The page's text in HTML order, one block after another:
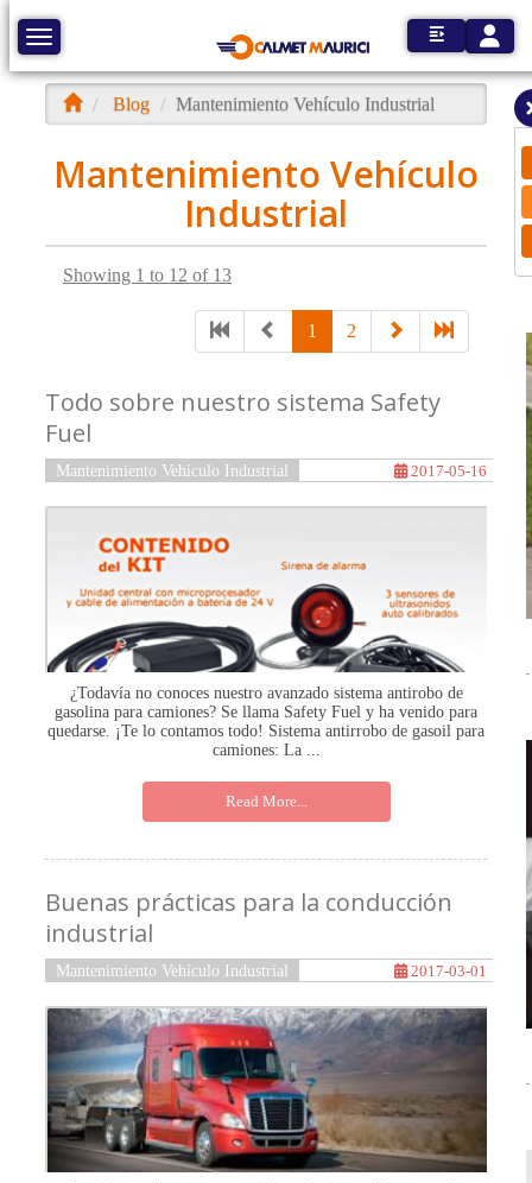
Toggle navigation
Blog Mantenimiento Vehículo Industrial
Mantenimiento Vehículo
Industrial
Showing 1 to 12 of 13
1 2
Todo sobre nuestro sistema Safety
Fuel
Mantenimiento Vehículo Industrial 2017-05-16
¿Todavía no conoces nuestro avanzado sistema antirobo de
gasolina para camiones? Se llama Safety Fuel y ha venido para
quedarse. ¡Te lo contamos todo! Sistema antirrobo de gasoil para
camiones: La ...
Read More...
Buenas prácticas para la conducción
industrial
Mantenimiento Vehículo Industrial 2017-03-01